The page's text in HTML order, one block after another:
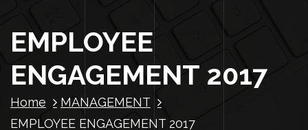
EMPLOYEE
ENGAGEMENT 2017
Home
MANAGEMENT
EMPLOYEE ENGAGEMENT 2017